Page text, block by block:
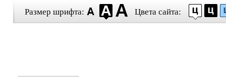
Размер шрифта: Цвета сайта: